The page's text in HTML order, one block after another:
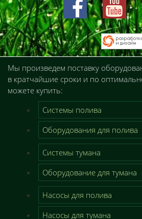
Мы произведем поставку
в кратчайшие сроки и по
можете купить:
Системы полива
Оборудования для полива
Системы тумана
Оборудование для тумана
Насосы для полива
Насосы для тумана